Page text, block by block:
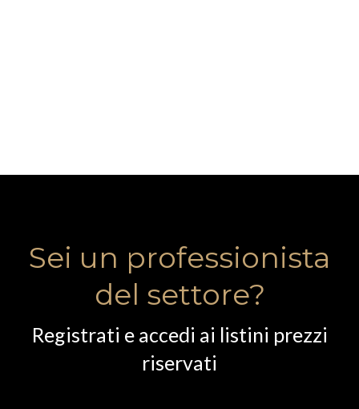
Sei un professionista
del settore?
Registrati e accedi ai listini prezzi
riservati